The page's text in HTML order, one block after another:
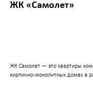
ЖК «Самолет»
ЖК Самолет — это квартиры
кирпично-монолитных домах в